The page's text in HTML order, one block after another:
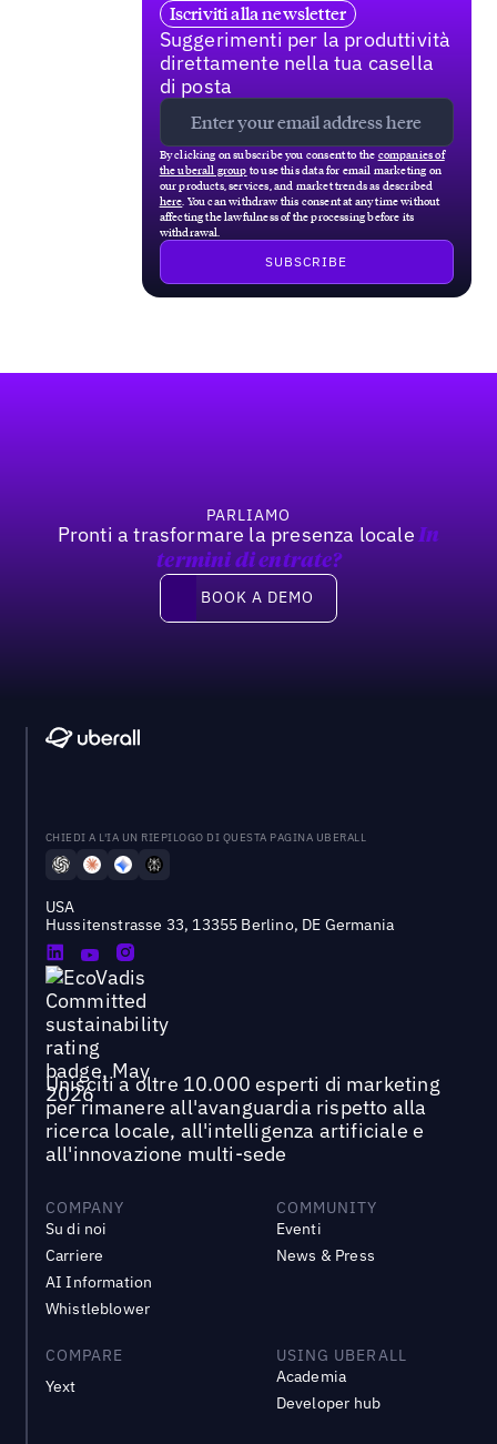
Iscriviti alla newsletter
Suggerimenti per la produttività
direttamente nella tua casella
di posta
By clicking on subscribe you consent to the companies of
the uberall group to use this data for email marketing on
our products, services, and market trends as described
here . You can withdraw this consent at any time without
affecting the lawfulness of the processing before its
withdrawal.
PARLIAMO
Pronti a trasformare la presenza locale In
termini di entrate?
Book a demo
BOOK A DEMO
CHIEDI A L'IA UN RIEPILOGO DI QUESTA PAGINA UBERALL
USA
Hussitenstrasse 33, 13355 Berlino, DE Germania
Unisciti a oltre 10.000 esperti di marketing
per rimanere all'avanguardia rispetto alla
ricerca locale, all'intelligenza artificiale e
all'innovazione multi-sede
COMPANY
Su di noi
Carriere
AI Information
Whistleblower
COMMUNITY
Eventi
News & Press
COMPARE
Yext
USING UBERALL
Academia
Developer hub